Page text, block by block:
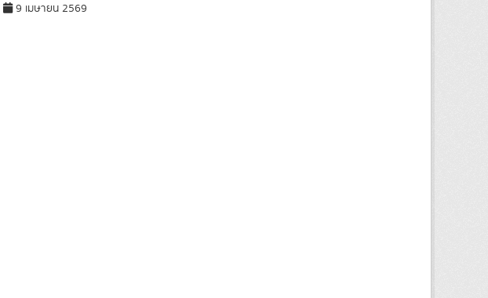
9 เมษายน 2569